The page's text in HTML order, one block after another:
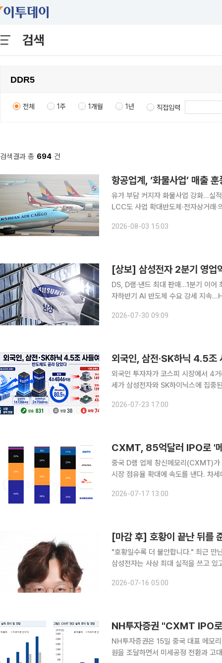
검색
전체 1주 1개월 1년 직접입력
검색결과 총 694 건
항공업계, ‘화물사업’ 매출
유가 부담 커지자 화물사업 강화…실
LCC도 사업 확대반도체·전자상거래·의약품
워 수익성 방어에 나서고 있다. 국제
2026-08-03 15:03
[상보] 삼성전자 2분기 영
DS, D램·낸드 최대 판매…1분기 이
자하반기 AI 반도체 수요 강세 지속…HBM4·2나노 확대 삼성전
디바이스솔루션(DS)부문은 영업이
2026-07-30 09:09
외국인, 삼전·SK하닉 4.5조
외국인 투자자가 코스피 시장에서 4
세가 삼성전자와 SK하이닉스에 집중
일 동안 국내 주식시장에서 5조5740
2026-07-23 17:00
CXMT, 85억달러 IPO로 '
중국 D램 업체 창신메모리(CXMT)
시장 점유율 확대에 속도를 낸다. 차
내민 것이다. 17일 반도체 업
2026-07-17 13:00
[마감 후] 호황이 끝난 뒤를
"호황일수록 더 불안합니다." 최근 만
삼성전자는 사상 최대 실적을 쓰고
2026-07-16 05:00
NH투자증권 "CXMT IPO
NH투자증권은 15일 중국 대표 메모
원을 조달하면서 미세공정 전환과 고